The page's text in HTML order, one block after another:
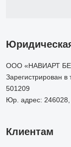
ООО «НАВИАРТ
Зарегистрирован
501209
Юр. адрес: 246028,
Клиентам